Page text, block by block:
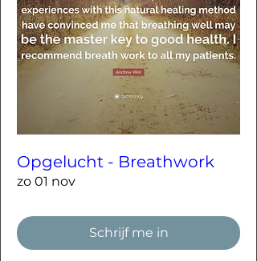
Opgelucht - Breathwork
zo 01 nov
Schrijf me in